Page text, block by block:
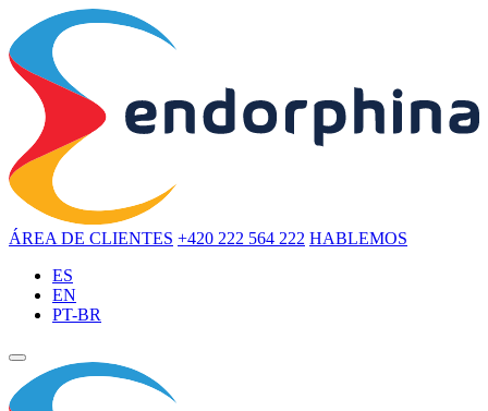
ÁREA DE CLIENTES +420 222 564 222 HABLEMOS
ES
EN
PT-BR